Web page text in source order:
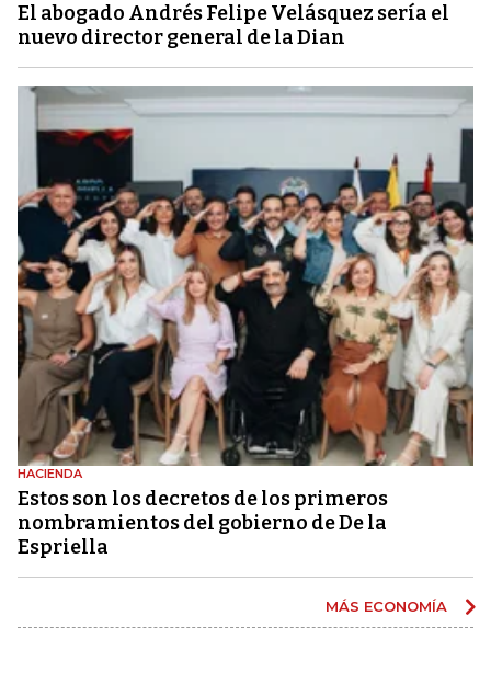
El abogado Andrés Felipe Velásquez sería el
nuevo director general de la Dian
HACIENDA
Estos son los decretos de los primeros
nombramientos del gobierno de De la
Espriella
MÁS ECONOMÍA